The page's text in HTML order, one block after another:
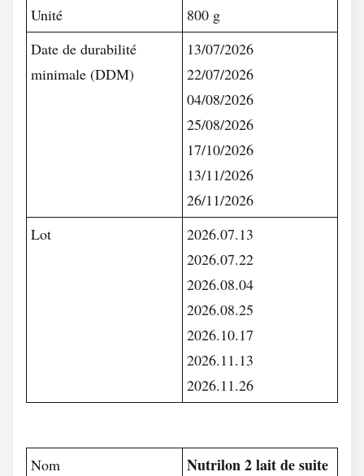
Unité
800 g
Date de durabilité
minimale (DDM)
13/07/2026
22/07/2026
04/08/2026
25/08/2026
17/10/2026
13/11/2026
26/11/2026
Lot
2026.07.13
2026.07.22
2026.08.04
2026.08.25
2026.10.17
2026.11.13
2026.11.26
Nom Nutrilon 2 lait de suite